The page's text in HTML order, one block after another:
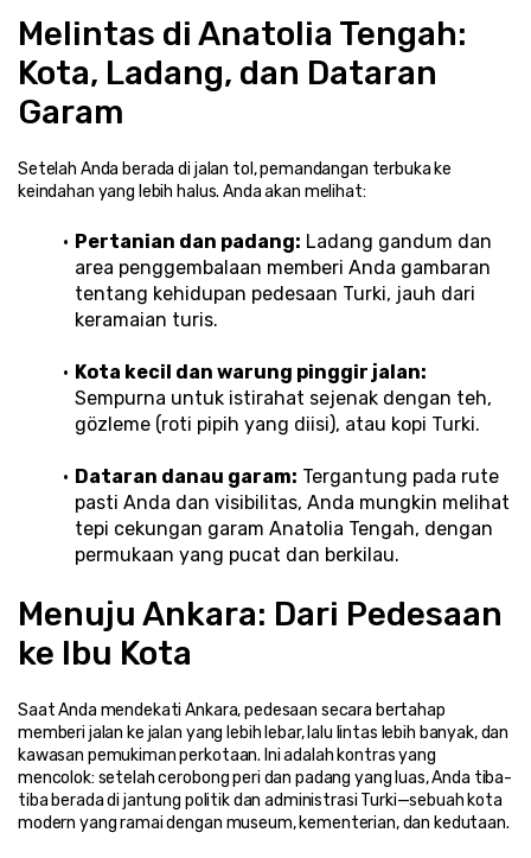
Melintas di Anatolia Tengah:
Kota, Ladang, dan Dataran
Garam
Setelah Anda berada di jalan tol, pemandangan terbuka ke
keindahan yang lebih halus. Anda akan melihat:
Pertanian dan padang: Ladang gandum dan
area penggembalaan memberi Anda gambaran
tentang kehidupan pedesaan Turki, jauh dari
keramaian turis.
Kota kecil dan warung pinggir jalan:
Sempurna untuk istirahat sejenak dengan teh,
gözleme (roti pipih yang diisi), atau kopi Turki.
Dataran danau garam: Tergantung pada rute
pasti Anda dan visibilitas, Anda mungkin melihat
tepi cekungan garam Anatolia Tengah, dengan
permukaan yang pucat dan berkilau.
Menuju Ankara: Dari Pedesaan
ke Ibu Kota
Saat Anda mendekati Ankara, pedesaan secara bertahap
memberi jalan ke jalan yang lebih lebar, lalu lintas lebih banyak, dan
kawasan pemukiman perkotaan. Ini adalah kontras yang
mencolok: setelah cerobong peri dan padang yang luas, Anda tiba-
tiba berada di jantung politik dan administrasi Turki—sebuah kota
modern yang ramai dengan museum, kementerian, dan kedutaan.